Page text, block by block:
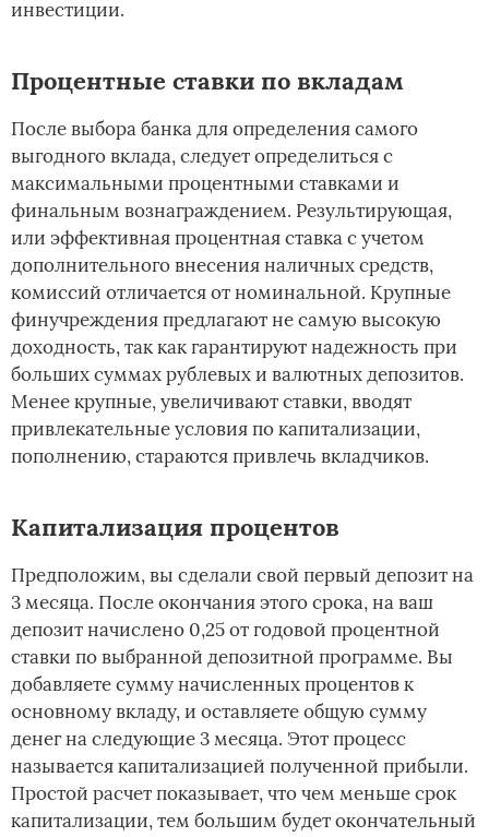
инвестиции.
Процентные ставки по вкладам
После выбора банка для определения самого
выгодного вклада, следует определиться с
максимальными процентными ставками и
финальным вознаграждением. Результирующая,
или эффективная процентная ставка с учетом
дополнительного внесения наличных средств,
комиссий отличается от номинальной. Крупные
финучреждения предлагают не самую высокую
доходность, так как гарантируют надежность при
больших суммах рублевых и валютных депозитов.
Менее крупные, увеличивают ставки, вводят
привлекательные условия по капитализации,
пополнению, стараются привлечь вкладчиков.
Капитализация процентов
Предположим, вы сделали свой первый депозит на
3 месяца. После окончания этого срока, на ваш
депозит начислено 0,25 от годовой процентной
ставки по выбранной депозитной программе. Вы
добавляете сумму начисленных процентов к
основному вкладу, и оставляете общую сумму
денег на следующие 3 месяца. Этот процесс
называется капитализацией полученной прибыли.
Простой расчет показывает, что чем меньше срок
капитализации, тем большим будет окончательный